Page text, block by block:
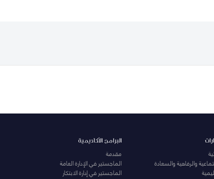
والرفاهية والسعادة
البرامج الأكاديمية
مقدمة
الماجستير في الإدارة العامة
الماجستير في إدارة الابتكار